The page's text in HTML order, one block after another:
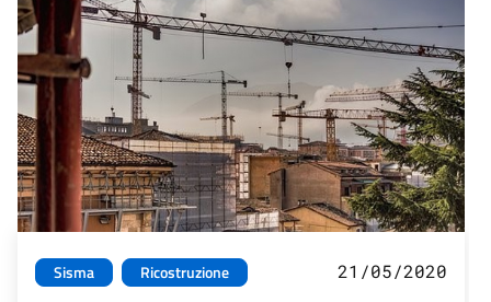
Sisma Ricostruzione 21/05/2020